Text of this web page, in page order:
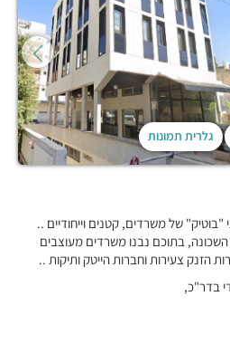
גלרית תמונות
"בוטיק" של משרדים, קטנים וייחודיים ..
השכונה, בתוכם נבנו משרדים מעוצבים
הזנק צעירות וחברות הייטק ותיקות ..
בדר"כ,